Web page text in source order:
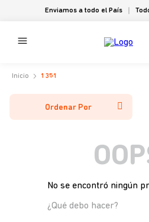
Enviamos a todo el País
1351
Ordenar Por
No se encontró ningún
¿Qué debo hacer?